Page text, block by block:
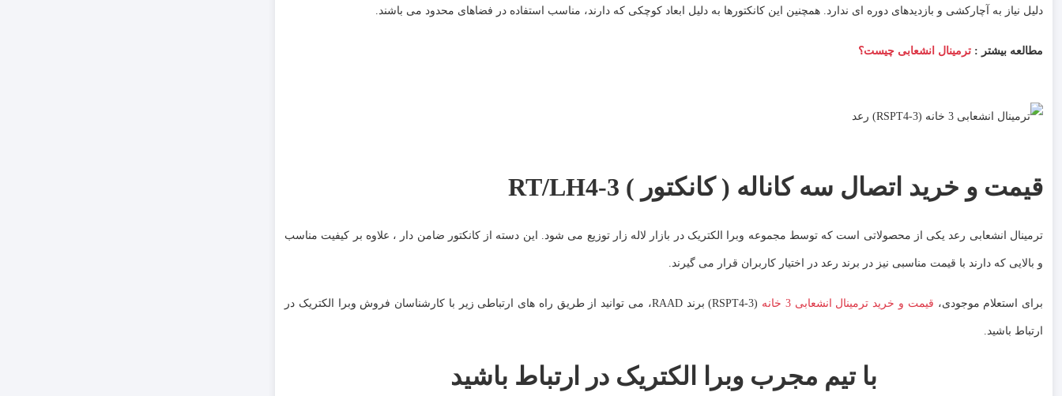
دلیل نیاز به آچارکشی و بازدیدهای دوره ای ندارد. همچنین این کانکتورها به دلیل ابعاد کوچکی که دارند، مناسب استفاده در فضاهای محدود می باشند.
مطالعه بیشتر : ترمینال انشعابی چیست؟
قیمت و خرید اتصال سه کاناله ( کانکتور ) RT/LH4-3
ترمینال انشعابی رعد یکی از محصولاتی است که توسط مجموعه وبرا الکتریک در بازار لاله زار توزیع می شود. این دسته از کانکتور ضامن دار ، علاوه بر کیفیت مناسب
و بالایی که دارند با قیمت مناسبی نیز در برند رعد در اختیار کاربران قرار می گیرند.
برای استعلام موجودی، قیمت و خرید ترمینال انشعابی 3 خانه (RSPT4-3) برند RAAD، می توانید از طریق راه های ارتباطی زیر با کارشناسان فروش وبرا الکتریک در
ارتباط باشید.
با تیم مجرب وبرا الکتریک در ارتباط باشید